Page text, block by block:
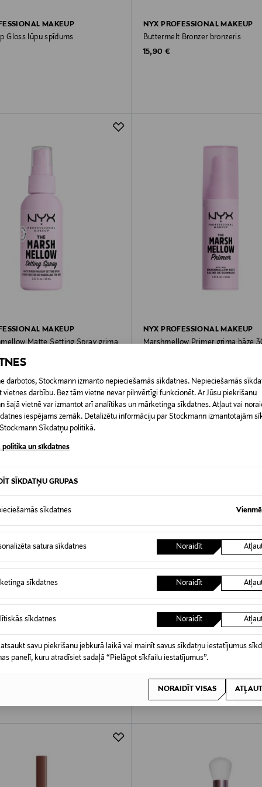
darbotos, Stockmann izmanto nepieciešamās sīkdatnes. Nepieciešamās
vietnes darbību. Bez tām vietne nevar pilnvērtīgi funkcionēt. Ar Jūsu piekrišanu
šajā vietnē var izmantot arī analītikas un mārketinga sīkdatnes. Atļaut vai
iespējams zemāk. Detalizētu informāciju par Stockmann izmantotajām
Sīkdatņu politikā.
politika un sīkdatnes
SĪKDATŅU GRUPAS
sīkdatnes
satura sīkdatnes Noraidīt
sīkdatnes Noraidīt
sīkdatnes Noraidīt
atsaukt savu piekrišanu jebkurā laikā vai mainīt savus sīkdatņu iestatījumus
panelī, kuru atradīsiet sadaļā “Pielāgot sīkfailu iestatījumus”.
NORAIDĪT VISAS
MAKEUP
Gloss lūpu spīdums
NYX PROFESSIONAL MAKEUP
Buttermelt Bronzer bronzeris
Original Price
15,90 €
MAKEUP
Matte Setting Spray grima
NYX PROFESSIONAL MAKEUP
Marshmellow Primer grima bāze
MAKEUP
Highlighter NYX Professional
0,7 g
NYX PROFESSIONAL MAKEUP
Lip I.V. Lip Gloss lūpu spīdums
Original Price
11,90 €